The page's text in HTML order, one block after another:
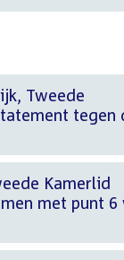
Tweede
tegen
Kamerlid
met punt 6